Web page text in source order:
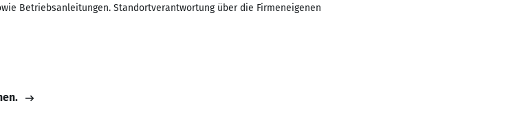
Betriebsanleitungen. Standortverantwortung über die Firmeneigenen